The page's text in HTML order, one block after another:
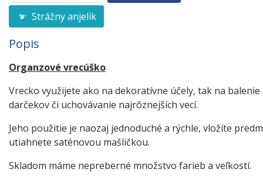
Strážny anjelik
Popis
Organzové vrecúško
Vrecko využijete ako na dekoratívne účely, tak na balenie
darčekov či uchovávanie najrôznejších vecí.
Jeho použitie je naozaj jednoduché a rýchle, vložíte
utiahnete saténovou mašličkou.
Skladom máme nepreberné množstvo farieb a veľkostí.